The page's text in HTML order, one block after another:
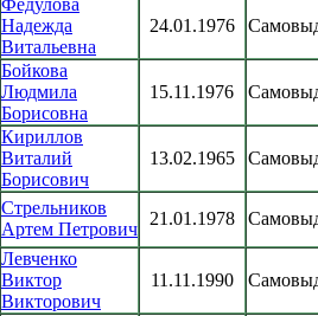
Надежда
Витальевна
24.01.1976
Бойкова
Людмила
Борисовна
15.11.1976
Кириллов
Виталий
Борисович
13.02.1965
Стрельников
Артем Петрович
21.01.1978
Левченко
Виктор
Викторович
11.11.1990